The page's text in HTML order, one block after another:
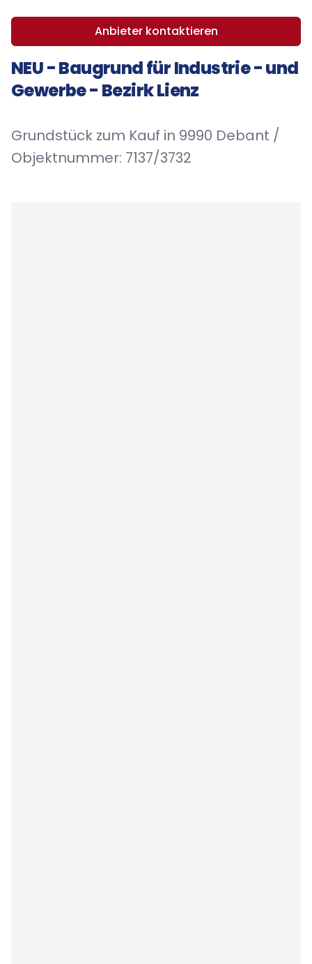
Anbieter kontaktieren
NEU - Baugrund für Industrie - und
Gewerbe - Bezirk Lienz
Grundstück zum Kauf in 9990 Debant /
Objektnummer: 7137/3732